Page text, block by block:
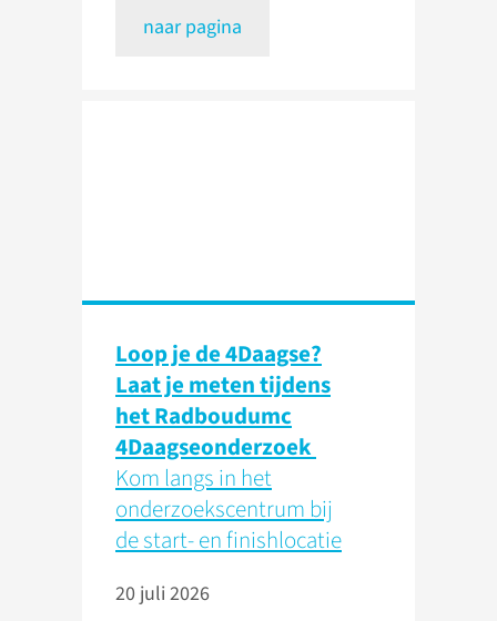
naar pagina
Loop je de 4Daagse?
Laat je meten tijdens
het Radboudumc
4Daagseonderzoek
Kom langs in het
onderzoekscentrum bij
de start- en finishlocatie
20 juli 2026